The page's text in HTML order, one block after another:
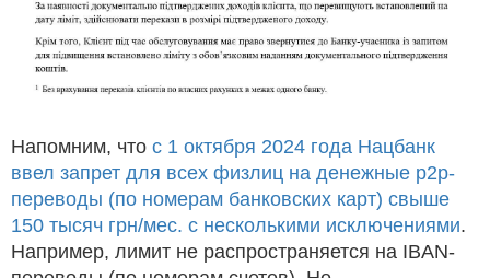
Напомним, что с 1 октября 2024 года Нацбанк
ввел запрет для всех физлиц на денежные p2p-
переводы (по номерам банковских карт) свыше
150 тысяч грн/мес. с несколькими исключениями.
Например, лимит не распространяется на IBAN-